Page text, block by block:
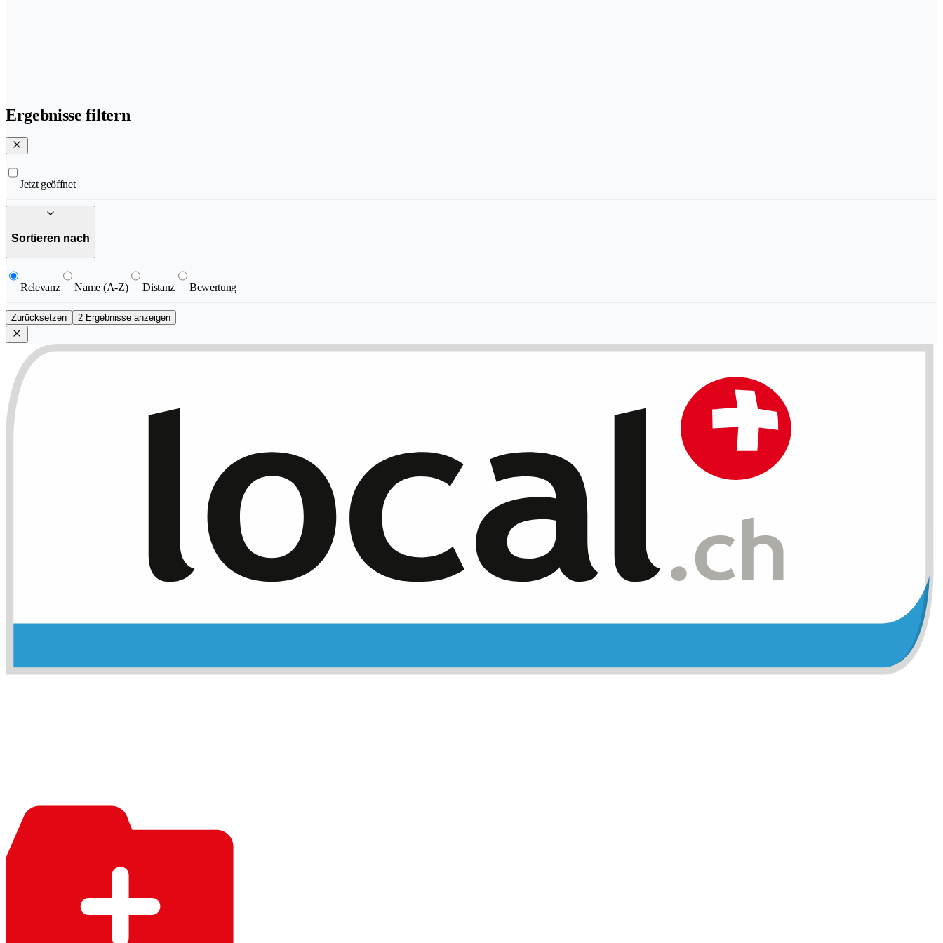
Ergebnisse filtern
Jetzt geöffnet
Sortieren nach
Relevanz Name (A-Z) Distanz Bewertung
Zurücksetzen 2 Ergebnisse anzeigen